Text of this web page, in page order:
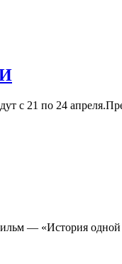
21 по 24
— «История одной